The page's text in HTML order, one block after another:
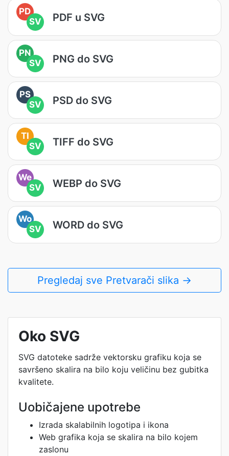
PD
SV
PDF u SVG
PN
SV
PNG do SVG
PS
SV
PSD do SVG
TI
SV
TIFF do SVG
We
SV
WEBP do SVG
Wo
SV
WORD do SVG
Pregledaj sve Pretvarači slika →
Oko SVG
SVG datoteke sadrže vektorsku grafiku koja se
savršeno skalira na bilo koju veličinu bez gubitka
kvalitete.
Uobičajene upotrebe
Izrada skalabilnih logotipa i ikona
Web grafika koja se skalira na bilo kojem
zaslonu